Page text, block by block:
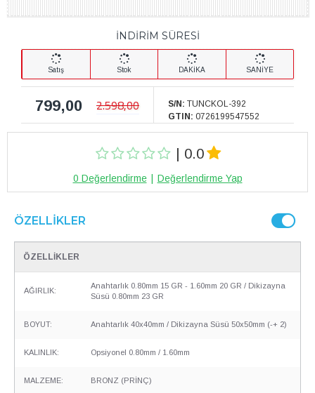
| 0.0
0 Değerlendirme Değerlendirme Yap
İNDİRİM SÜRESİ
Satış Stok DAKİKA SANİYE
799,00 2.598,00 S/N: TUNCKOL-392
GTIN: 0726199547552
ÖZELLIKLER
ÖZELLİKLER
AĞIRLIK:
Anahtarlık 0.80mm 15 GR - 1.60mm 20 GR / Dikizayna
Süsü 0.80mm 23 GR
BOYUT: Anahtarlık 40x40mm / Dikizayna Süsü 50x50mm (-+ 2)
KALINLIK: Opsiyonel 0.80mm / 1.60mm
MALZEME: BRONZ (PRİNÇ)